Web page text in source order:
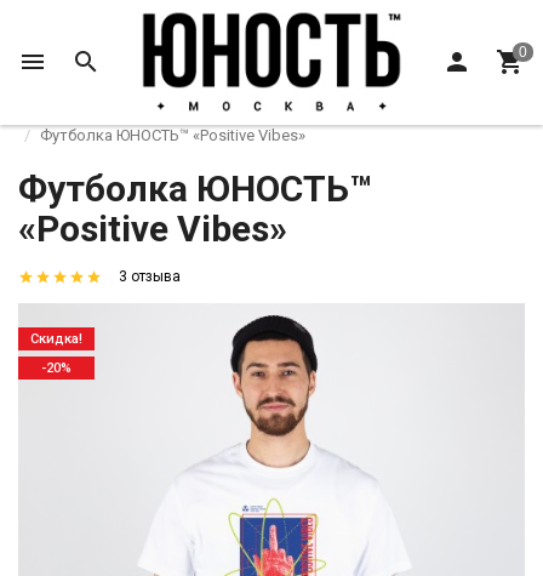
Футболки и лонгсливы
Футболки
Футболка ЮНОСТЬ™ «Positive Vibes»
Футболка ЮНОСТЬ™
«Positive Vibes»
3 отзыва
Скидка!
-20%